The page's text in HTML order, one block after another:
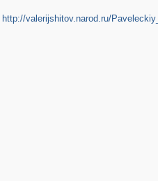
http://valerijshitov.narod.ru/